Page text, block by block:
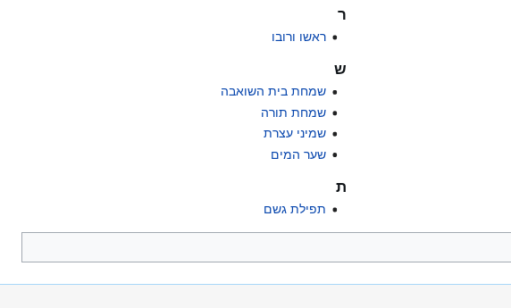
ר
ראשו ורובו
ש
שמחת בית השואבה
שמחת תורה
שמיני עצרת
שער המים
ת
תפילת גשם